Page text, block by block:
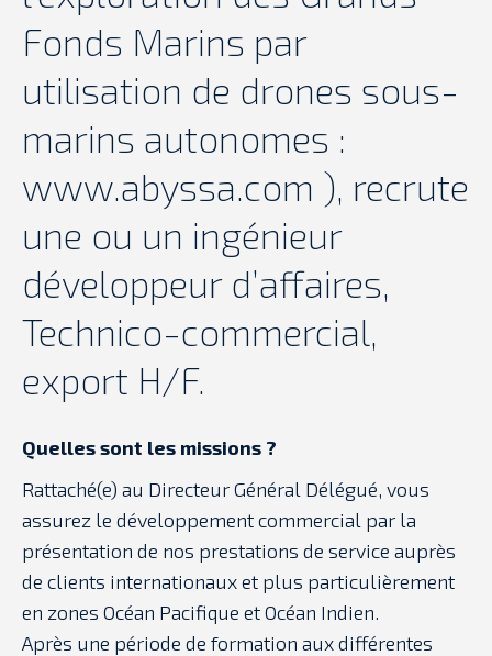
Fonds Marins par
utilisation de drones sous-
marins autonomes :
www.abyssa.com ), recrute
une ou un ingénieur
développeur d’affaires,
Technico-commercial,
export H/F.
Quelles sont les missions ?
Rattaché(e) au Directeur Général Délégué, vous
assurez le développement commercial par la
présentation de nos prestations de service auprès
de clients internationaux et plus particulièrement
en zones Océan Pacifique et Océan Indien.
Après une période de formation aux différentes